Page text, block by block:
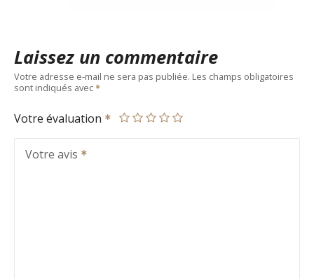
Laissez un commentaire
Votre adresse e-mail ne sera pas publiée. Les champs obligatoires
sont indiqués avec
Votre évaluation
Votre avis